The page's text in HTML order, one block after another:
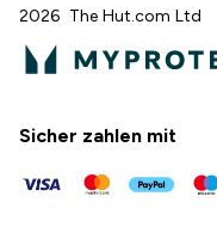
2026 The Hut.com Ltd
Sicher zahlen mit